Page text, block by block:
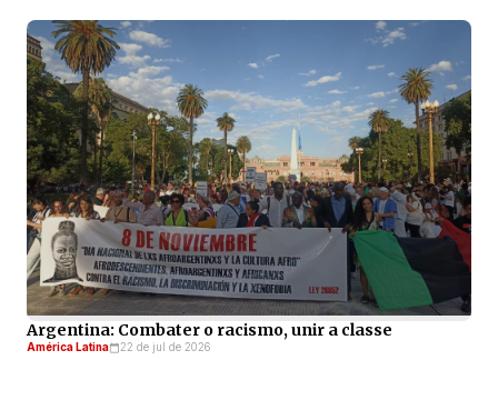
Argentina: Combater o racismo, unir a classe
América Latina 22 de jul de 2026